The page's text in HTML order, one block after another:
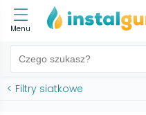
Menu
< Filtry siatkowe